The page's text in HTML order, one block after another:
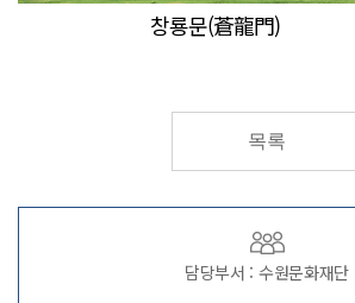
창룡문(蒼龍門)
목록
담당부서 : 수원문화재단